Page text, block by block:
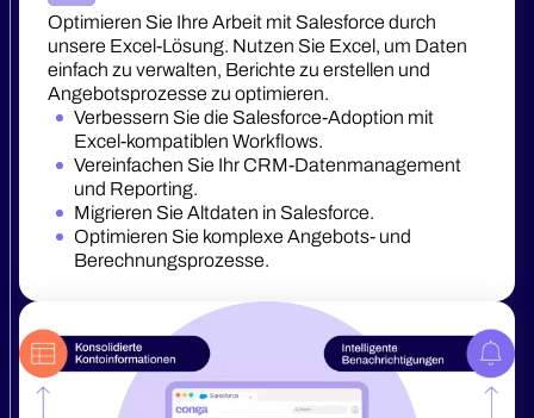
Optimieren Sie Ihre Arbeit mit Salesforce durch
unsere Excel-Lösung. Nutzen Sie Excel, um Daten
einfach zu verwalten, Berichte zu erstellen und
Angebotsprozesse zu optimieren.
Verbessern Sie die Salesforce-Adoption mit
Excel-kompatiblen Workflows.
Vereinfachen Sie Ihr CRM-Datenmanagement
und Reporting.
Migrieren Sie Altdaten in Salesforce.
Optimieren Sie komplexe Angebots- und
Berechnungsprozesse.